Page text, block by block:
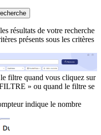
résultats de votre recherche
présents sous les critères
filtre quand vous cliquez sur
» ou quand le filtre se
indique le nombre